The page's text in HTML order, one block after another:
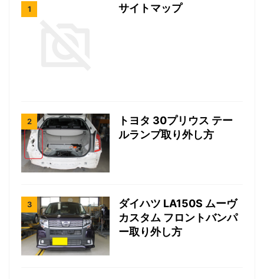
サイトマップ
トヨタ 30プリウス テー
ルランプ取り外し方
ダイハツ LA150S ムーヴ
カスタム フロントバンパ
ー取り外し方